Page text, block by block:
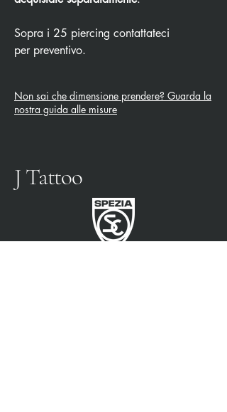
Sopra i 25 piercing contattateci
per preventivo.
Non sai che dimensione prendere? Guarda la
nostra guida alle misure
J Tattoo